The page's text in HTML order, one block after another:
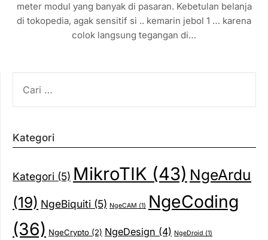
meter modul yang banyak di pasaran. Kebetulan belanja
di tokopedia, agak sensitif si .. kemarin jebol 1 … karena
colok langsung tegangan di…
UNTUK:
Kategori
Kategori (5) MikroTIK (43) NgeArdu
(19) NgeBiquiti (5) NgeCAM (1) NgeCoding
(36) NgeCrypto (2) NgeDesign (4) NgeDroid (1)